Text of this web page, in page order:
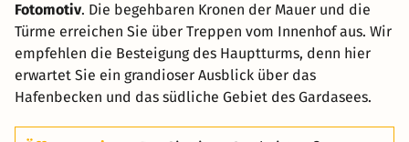
Fotomotiv. Die begehbaren Kronen der Mauer und die
Türme erreichen Sie über Treppen vom Innenhof aus. Wir
empfehlen die Besteigung des Hauptturms, denn hier
erwartet Sie ein grandioser Ausblick über das
Hafenbecken und das südliche Gebiet des Gardasees.